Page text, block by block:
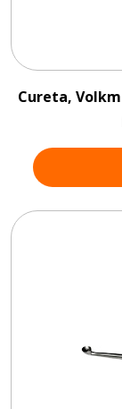
Cureta,